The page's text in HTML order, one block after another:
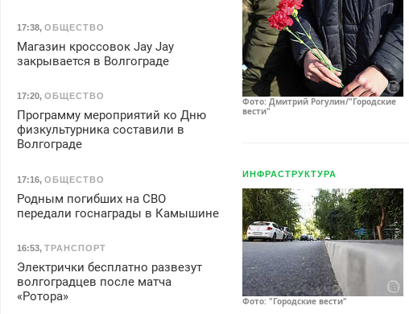
Фото: Дмитрий Рогулин/"Городские
вести"
ИНФРАСТРУКТУРА
Фото: "Городские вести"
17:38, ОБЩЕСТВО
Магазин кроссовок Jay Jay
закрывается в Волгограде
17:20, ОБЩЕСТВО
Программу мероприятий ко Дню
физкультурника составили в
Волгограде
17:16, ОБЩЕСТВО
Родным погибших на СВО
передали госнаграды в Камышине
16:53, ТРАНСПОРТ
Электрички бесплатно развезут
волгоградцев после матча
«Ротора»